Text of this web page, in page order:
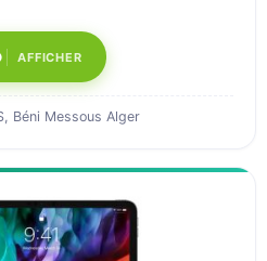
AFFICHER
Béni Messous Alger